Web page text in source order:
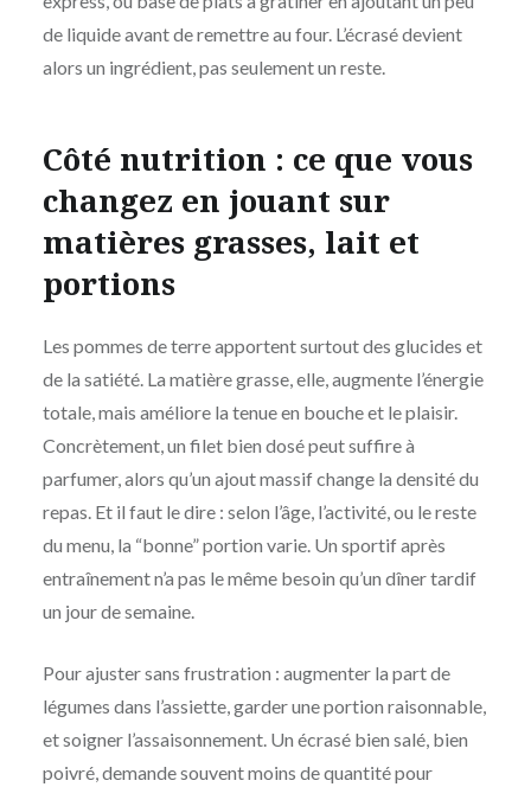
de liquide avant de remettre au four. L’écrasé devient
alors un ingrédient, pas seulement un reste.
Côté nutrition : ce que vous
changez en jouant sur
matières grasses, lait et
portions
Les pommes de terre apportent surtout des glucides et
de la satiété. La matière grasse, elle, augmente l’énergie
totale, mais améliore la tenue en bouche et le plaisir.
Concrètement, un filet bien dosé peut suffire à
parfumer, alors qu’un ajout massif change la densité du
repas. Et il faut le dire : selon l’âge, l’activité, ou le reste
du menu, la “bonne” portion varie. Un sportif après
entraînement n’a pas le même besoin qu’un dîner tardif
un jour de semaine.
Pour ajuster sans frustration : augmenter la part de
légumes dans l’assiette, garder une portion raisonnable,
et soigner l’assaisonnement. Un écrasé bien salé, bien
poivré, demande souvent moins de quantité pour